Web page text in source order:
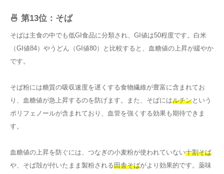
🍜 第13位：そば
そばは主食の中でも低GI食品に分類され、GI値は50程度です。白米
（GI値84）やうどん（GI値80）と比較すると、血糖値の上昇が緩やか
です。
そば粉には糖質の吸収速度を遅くする食物繊維が豊富に含まれてお
り、血糖値が急上昇するのを防げます。また、そばにはルチンという
ポリフェノールが含まれており、血管を強くする効果も期待できま
す。
血糖値の上昇を防ぐには、つなぎの小麦粉が使われていない十割そば
や、そば殻が付いたまま製粉される田舎そばがより効果的です。薬味